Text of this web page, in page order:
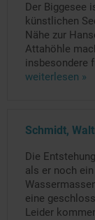
Der Biggesee
künstlichen
Nähe zur
Attahöhle
insbesondere
weiterlesen »
Schmidt,
Die
als er noch
eine
Leider